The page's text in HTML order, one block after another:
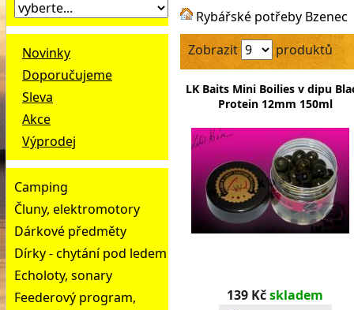
Novinky
Doporučujeme
Sleva
Akce
Výprodej
Camping
Čluny, elektromotory
Dárkové předměty
Dírky - chytání pod ledem
Echoloty, sonary
Feederový program,
Rybářské potřeby Bzenec
Zobrazit
produktů
LK Baits Mini Boilies v dipu
Protein 12mm 150ml
139 Kčskladem